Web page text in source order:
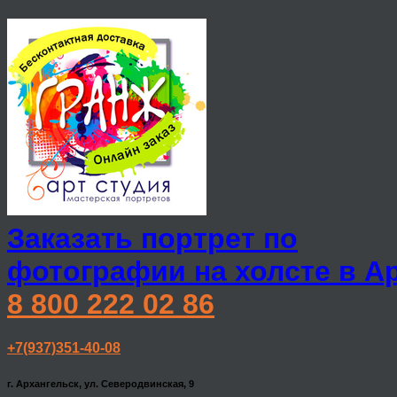
Заказать портрет по
фотографии на холсте в
8 800 222 02 86
+7(937)351-40-08
г. Архангельск, ул. Северодвинская, 9